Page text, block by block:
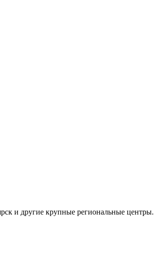
и другие крупные региональные центры.